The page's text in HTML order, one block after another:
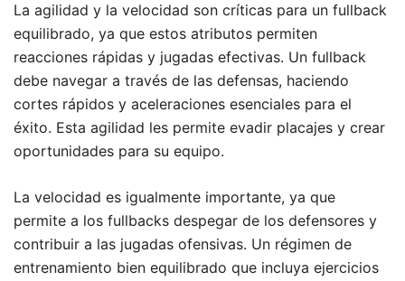
La agilidad y la velocidad son críticas para un fullback
equilibrado, ya que estos atributos permiten
reacciones rápidas y jugadas efectivas. Un fullback
debe navegar a través de las defensas, haciendo
cortes rápidos y aceleraciones esenciales para el
éxito. Esta agilidad les permite evadir placajes y crear
oportunidades para su equipo.
La velocidad es igualmente importante, ya que
permite a los fullbacks despegar de los defensores y
contribuir a las jugadas ofensivas. Un régimen de
entrenamiento bien equilibrado que incluya ejercicios